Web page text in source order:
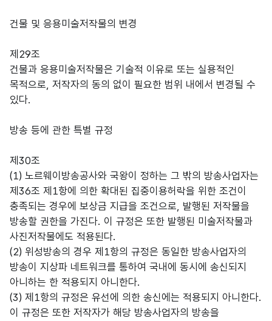
건물 및 응용미술저작물의 변경
제29조
건물과 응용미술저작물은 기술적 이유로 또는 실용적인
목적으로, 저작자의 동의 없이 필요한 범위 내에서 변경될 수
있다.
방송 등에 관한 특별 규정
제30조
(1) 노르웨이방송공사와 국왕이 정하는 그 밖의 방송사업자는
제36조 제1항에 의한 확대된 집중이용허락을 위한 조건이
충족되는 경우에 보상금 지급을 조건으로, 발행된 저작물을
방송할 권한을 가진다. 이 규정은 또한 발행된 미술저작물과
사진저작물에도 적용된다.
(2) 위성방송의 경우 제1항의 규정은 동일한 방송사업자의
방송이 지상파 네트워크를 통하여 국내에 동시에 송신되지
아니하는 한 적용되지 아니한다.
(3) 제1항의 규정은 유선에 의한 송신에는 적용되지 아니한다.
이 규정은 또한 저작자가 해당 방송사업자의 방송을